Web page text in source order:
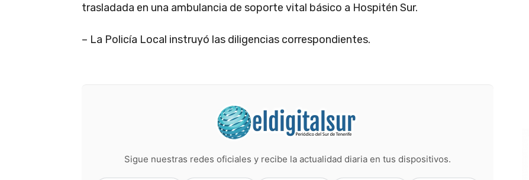
trasladada en una ambulancia de soporte vital básico a Hospitén Sur.
– La Policía Local instruyó las diligencias correspondientes.
Sigue nuestras redes oficiales y recibe la actualidad diaria en tus dispositivos.